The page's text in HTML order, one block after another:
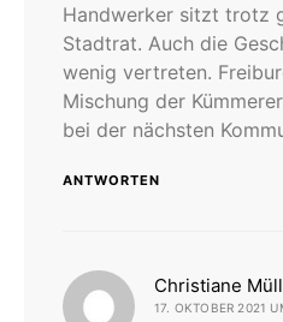
Handwerker sitzt trotz
Stadtrat. Auch die
wenig vertreten.
Mischung der
bei der nächsten
ANTWORTEN
Christiane
17. OKTOBER 2021